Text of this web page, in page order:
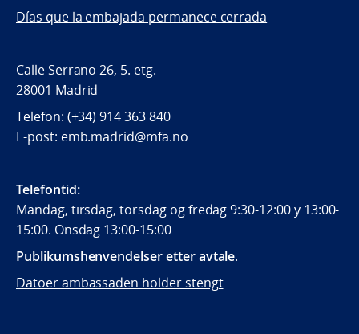
Días que la embajada permanece cerrada
Calle Serrano 26, 5. etg.
28001 Madrid
Telefon: (+34) 914 363 840
E-post: emb.madrid@mfa.no
Telefontid:
Mandag, tirsdag, torsdag og fredag 9:30-12:00 y 13:00-
15:00. Onsdag 13:00-15:00
Publikumshenvendelser etter avtale.
Datoer ambassaden holder stengt